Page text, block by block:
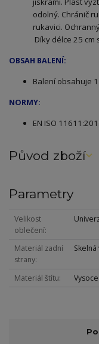
odolný. Chránič
rukavici.
Díky délce 25
OBSAH BALENÍ:
Balení obsahuje
NORMY:
EN ISO
Původ zboží
Parametry
Velikost
oblečení
Materiál zadní
strany
Materiál štítu